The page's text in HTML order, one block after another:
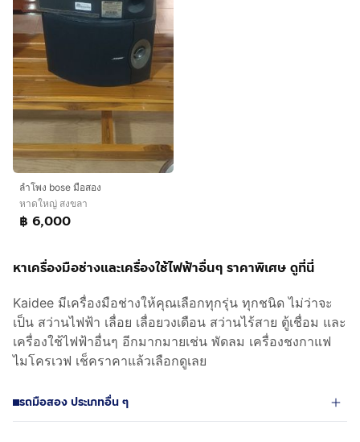
ลำโพง bose มือสอง
หาดใหญ่ สงขลา
฿ 6,000
หาเครื่องมือช่างและเครื่องใช้ไฟฟ้าอื่นๆ ราคาพิเศษ ดูที่นี่
Kaidee มีเครื่องมือช่างให้คุณเลือกทุกรุ่น ทุกชนิด ไม่ว่าจะ
เป็น สว่านไฟฟ้า เลื่อย เลื่อยวงเดือน สว่านไร้สาย ตู้เชื่อม และ
เครื่องใช้ไฟฟ้าอื่นๆ อีกมากมายเช่น พัดลม เครื่องชงกาแฟ
ไมโครเวฟ เช็คราคาแล้วเลือกดูเลย
รถมือสอง ประเภทอื่น ๆ